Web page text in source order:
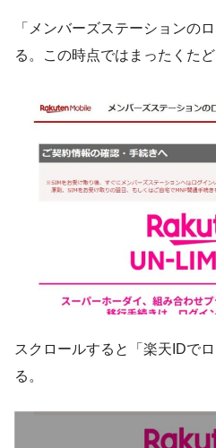
「メンバーズステーションの
る。この時点ではまったくた
スクロールすると「楽天IDで
る。